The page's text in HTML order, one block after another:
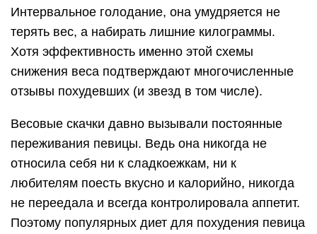
Интервальное голодание, она умудряется не
терять вес, а набирать лишние килограммы.
Хотя эффективность именно этой схемы
снижения веса подтверждают многочисленные
отзывы похудевших (и звезд в том числе).
Весовые скачки давно вызывали постоянные
переживания певицы. Ведь она никогда не
относила себя ни к сладкоежкам, ни к
любителям поесть вкусно и калорийно, никогда
не переедала и всегда контролировала аппетит.
Поэтому популярных диет для похудения певица